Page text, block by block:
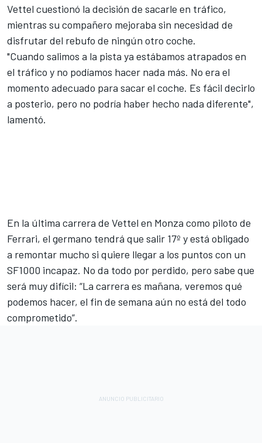
Vettel cuestionó la decisión de sacarle en tráfico,
mientras su compañero mejoraba sin necesidad de
disfrutar del rebufo de ningún otro coche.
"Cuando salimos a la pista ya estábamos atrapados en
el tráfico y no podíamos hacer nada más. No era el
momento adecuado para sacar el coche. Es fácil decirlo
a posterio, pero no podría haber hecho nada diferente",
lamentó.
En la última carrera de Vettel en Monza como piloto de
Ferrari, el germano tendrá que salir 17º y está obligado
a remontar mucho si quiere llegar a los puntos con un
SF1000 incapaz. No da todo por perdido, pero sabe que
será muy difícil: “La carrera es mañana, veremos qué
podemos hacer, el fin de semana aún no está del todo
comprometido”.